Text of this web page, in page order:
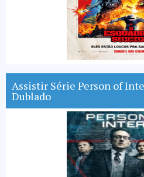
Assistir Série Person of
Dublado